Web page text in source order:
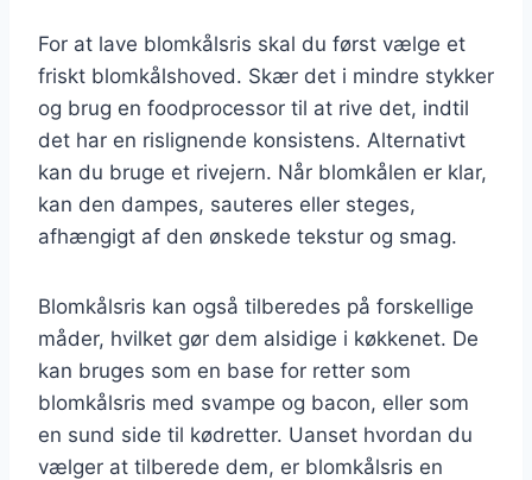
For at lave blomkålsris skal du først vælge et
friskt blomkålshoved. Skær det i mindre stykker
og brug en foodprocessor til at rive det, indtil
det har en rislignende konsistens. Alternativt
kan du bruge et rivejern. Når blomkålen er klar,
kan den dampes, sauteres eller steges,
afhængigt af den ønskede tekstur og smag.
Blomkålsris kan også tilberedes på forskellige
måder, hvilket gør dem alsidige i køkkenet. De
kan bruges som en base for retter som
blomkålsris med svampe og bacon, eller som
en sund side til kødretter. Uanset hvordan du
vælger at tilberede dem, er blomkålsris en